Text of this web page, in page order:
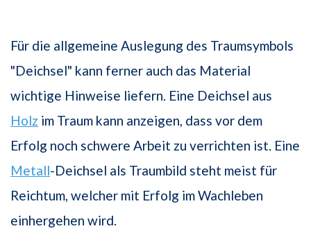
Für die allgemeine Auslegung des Traumsymbols
"Deichsel" kann ferner auch das Material
wichtige Hinweise liefern. Eine Deichsel aus
Holz im Traum kann anzeigen, dass vor dem
Erfolg noch schwere Arbeit zu verrichten ist. Eine
Metall-Deichsel als Traumbild steht meist für
Reichtum, welcher mit Erfolg im Wachleben
einhergehen wird.